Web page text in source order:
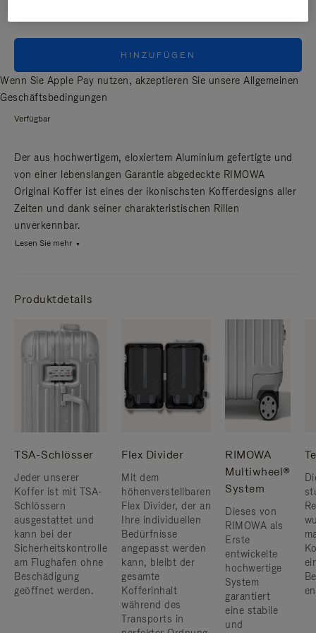
HINZUFÜGEN
Wenn Sie Apple Pay nutzen, akzeptieren Sie unsere Allgemeinen
Geschäftsbedingungen
Verfügbar
Der aus hochwertigem, eloxiertem Aluminium gefertigte und
von einer lebenslangen Garantie abgedeckte RIMOWA
Original Koffer ist eines der ikonischsten Kofferdesigns aller
Zeiten und dank seiner charakteristischen Rillen
unverkennbar.
Lesen Sie mehr
Produktdetails
TSA-Schlösser
Jeder unserer
Koffer ist mit TSA-
Schlössern
ausgestattet und
kann bei der
Sicherheitskontrolle
am Flughafen ohne
Beschädigung
geöffnet werden.
Flex Divider
Mit dem
höhenverstellbaren
Flex Divider, der an
Ihre individuellen
Bedürfnisse
angepasst werden
kann, bleibt der
gesamte
Kofferinhalt
während des
Transports in
RIMOWA
Multiwheel®
System
Dieses von
RIMOWA als
Erste
entwickelte
hochwertige
System
garantiert
eine stabile
und